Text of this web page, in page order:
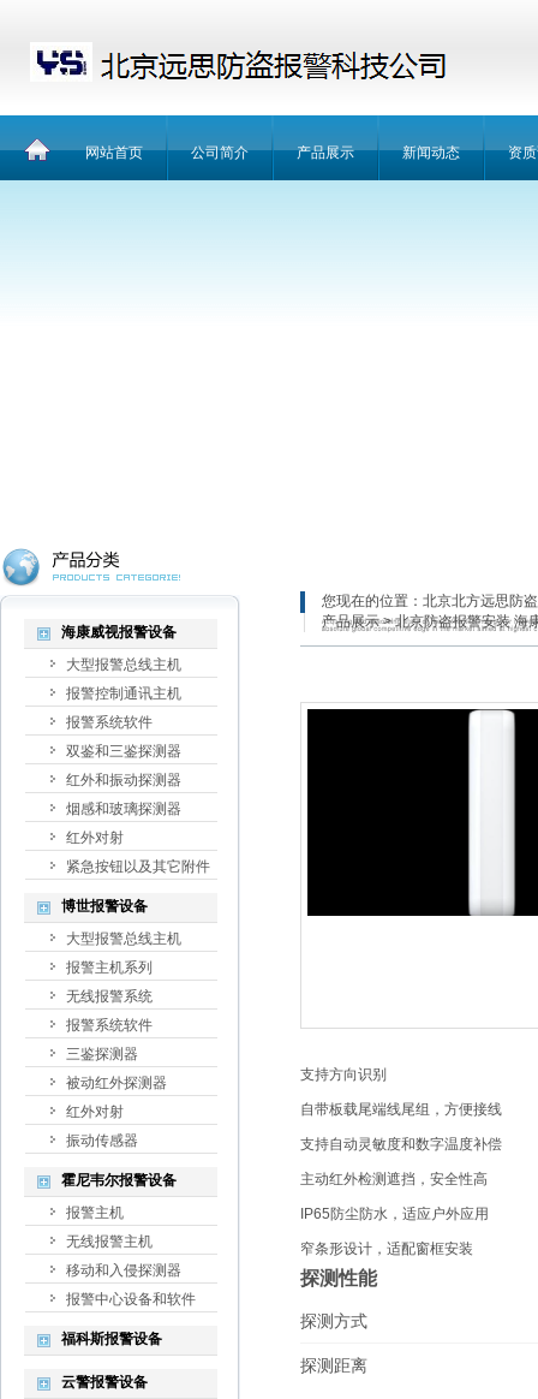
网站首页 公司简介 产品展示 新闻动态 资
海康威视报警设备
大型报警总线主机
报警控制通讯主机
报警系统软件
双鉴和三鉴探测器
红外和振动探测器
烟感和玻璃探测器
红外对射
紧急按钮以及其它附件
博世报警设备
大型报警总线主机
报警主机系列
无线报警系统
报警系统软件
三鉴探测器
被动红外探测器
红外对射
振动传感器
霍尼韦尔报警设备
报警主机
无线报警主机
移动和入侵探测器
报警中心设备和软件
福科斯报警设备
云警报警设备
您现在的位置： 北京北方远思防
产品展示> 北京防盗报警安装 海
支持方向识别
自带板载尾端线尾组，方便接线
支持自动灵敏度和数字温度补偿
主动红外检测遮挡，安全性高
IP65防尘防水，适应户外应用
窄条形设计，适配窗框安装
探测性能
探测方式
探测距离